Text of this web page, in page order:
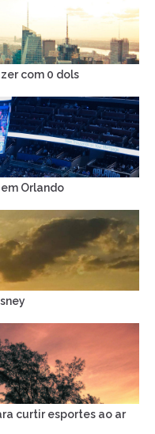
com 0 dols
Orlando
curtir esportes ao ar